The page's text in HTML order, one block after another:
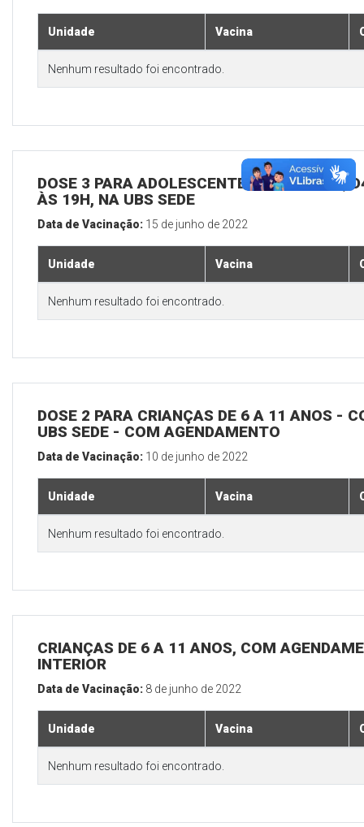
Unidade Vacina
Nenhum resultado foi encontrado.
DOSE 3 PARA ADOLESCENTES E ADULTOS,
ÀS 19H, NA UBS SEDE
Data de Vacinação: 15 de junho de 2022
Unidade Vacina
Nenhum resultado foi encontrado.
DOSE 2 PARA CRIANÇAS DE 6 A 11 ANOS -
UBS SEDE - COM AGENDAMENTO
Data de Vacinação: 10 de junho de 2022
Unidade Vacina
Nenhum resultado foi encontrado.
CRIANÇAS DE 6 A 11 ANOS, COM
INTERIOR
Data de Vacinação: 8 de junho de 2022
Unidade Vacina
Nenhum resultado foi encontrado.